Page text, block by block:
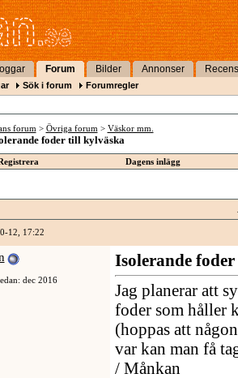
Forum Bilder Annonser
Sök i forum Forumregler
forum > Övriga forum > Väskor mm.
foder till kylväska
Dagens inlägg
12, 17:22
dec 2016
Isolerande
Jag planerar att
foder som håller
(hoppas att
var kan man få
/ Månkan